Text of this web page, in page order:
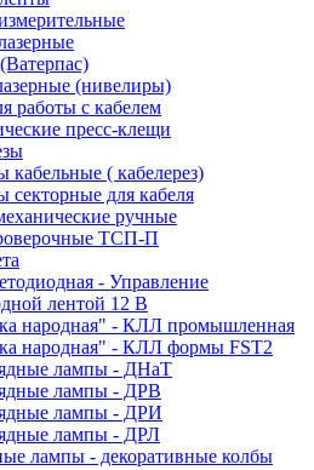
(нивелиры)
работы с кабелем
пресс-клещи
( кабелерез)
для кабеля
ручные
ТСП-П
- Управление
лентой 12 В
народная" - КЛЛ промышленная
народная" - КЛЛ формы FST2
лампы - ДНаТ
лампы - ДРВ
лампы - ДРИ
лампы - ДРЛ
лампы - декоративные колбы